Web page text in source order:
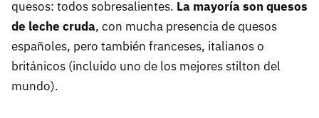
quesos: todos sobresalientes. La mayoría son quesos
de leche cruda, con mucha presencia de quesos
españoles, pero también franceses, italianos o
británicos (incluido uno de los mejores stilton del
mundo).